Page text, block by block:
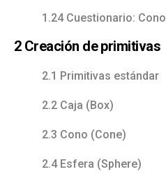
1.24 Cuestionario:
2 Creación de primitivas
2.1 Primitivas estándar
2.2 Caja (Box)
2.3 Cono (Cone)
2.4 Esfera (Sphere)